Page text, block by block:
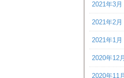
2021年3月
2021年2月
2021年1月
2020年12月
2020年11月